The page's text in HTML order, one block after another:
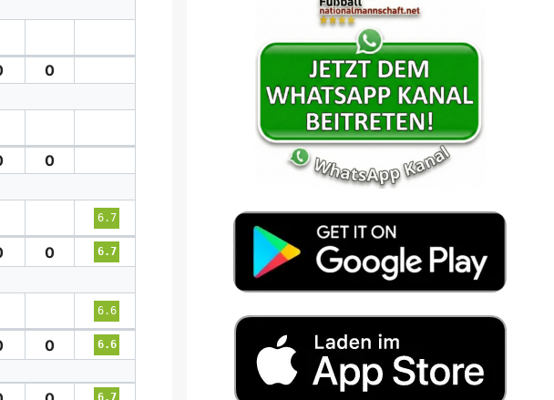
0
0
6.7
0 6.7
6.6
0 6.6
6.7